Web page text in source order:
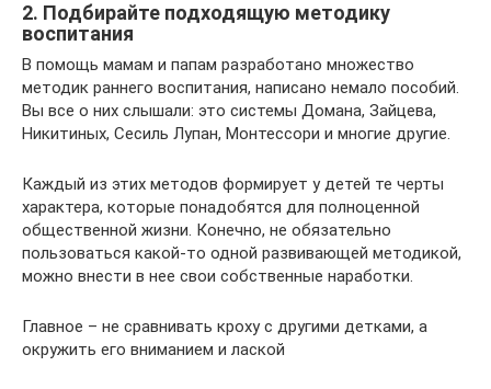
2. Подбирайте подходящую методику
воспитания
В помощь мамам и папам разработано множество
методик раннего воспитания, написано немало пособий.
Вы все о них слышали: это системы Домана, Зайцева,
Никитиных, Сесиль Лупан, Монтессори и многие другие.
Каждый из этих методов формирует у детей те черты
характера, которые понадобятся для полноценной
общественной жизни. Конечно, не обязательно
пользоваться какой-то одной развивающей методикой,
можно внести в нее свои собственные наработки.
Главное – не сравнивать кроху с другими детками, а
окружить его вниманием и лаской